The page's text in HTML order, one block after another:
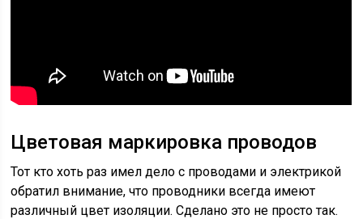
Цветовая маркировка проводов
Тот кто хоть раз имел дело с проводами и электрикой
обратил внимание, что проводники всегда имеют
различный цвет изоляции. Сделано это не просто так.